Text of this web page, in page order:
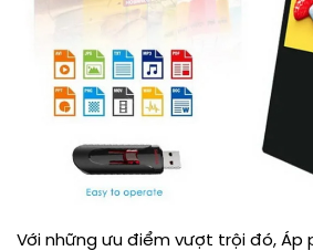
Với những ưu điểm vượt trội đó, Áp